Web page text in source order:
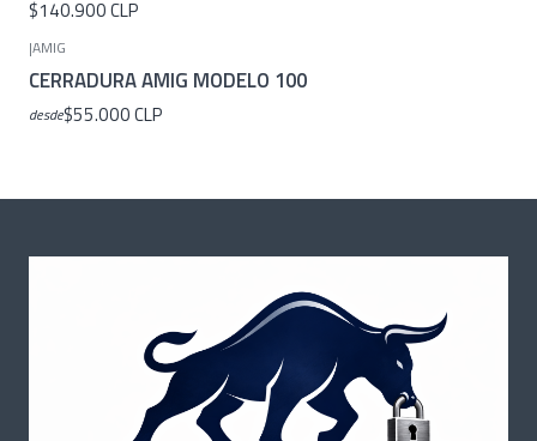
$140.900 CLP
|AMIG
CERRADURA AMIG MODELO 100
desde$55.000 CLP